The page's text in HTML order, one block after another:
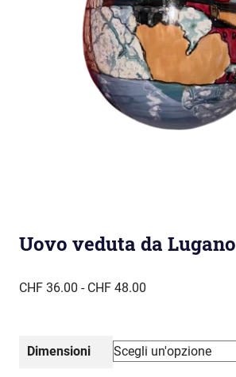
Uovo veduta da Lugano
CHF 36.00 - CHF 48.00
da
CHF 36.00
Dimensioni